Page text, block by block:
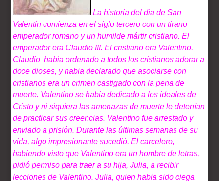
La historia del dia de San
Valentin comienza en el siglo tercero con un tirano
emperador romano y un humilde mártir cristiano. El
emperador era Claudio III. El cristiano era Valentino.
Claudio habia ordenado a todos los cristianos adorar a
doce dioses, y habia declarado que asociarse con
cristianos era un crimen castigado con la pena de
muerte. Valentino se habia dedicado a los ideales de
Cristo y ni siquiera las amenazas de muerte le detenían
de practicar sus creencias. Valentino fue arrestado y
enviado a prisión. Durante las últimas semanas de su
vida, algo impresionante sucedió. El carcelero,
habiendo visto que Valentino era un hombre de letras,
pidió permiso para traer a su hija, Julia, a recibir
lecciones de Valentino. Julia, quien habia sido ciega